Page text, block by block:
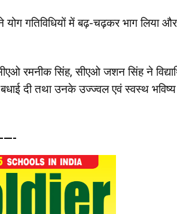
ने योग गतिविधियों में बढ़-चढ़कर भाग लिया
रमनीक सिंह, सीएओ जशन सिंह ने
दी तथा उनके उज्ज्वल एवं स्वस्थ